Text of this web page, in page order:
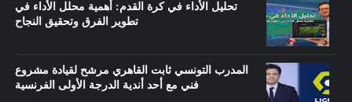
تحليل الأداء في كرة القدم: أهمية محلل الأداء في
تطوير الفرق وتحقيق النجاح
المدرب التونسي ثابت القاهري مرشح لقيادة مشروع
فني مع أحد أندية الدرجة الأولى الفرنسية